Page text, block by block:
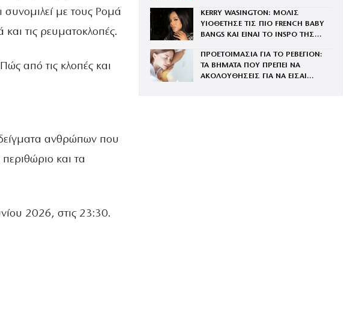
συνομιλεί με τους Ρομά
τις ρευματοκλοπές.
από τις κλοπές και
ανθρώπων που
και τα
2026, στις 23:30.
KERRY WASINGTON: ΜΟΛΙΣ
ΥΙΟΘΕΤΗΣΕ ΤΙΣ ΠΙΟ FRENCH BABY
BANGS ΚΑΙ ΕΙΝΑΙ ΤΟ INSPO ΤΗΣ
ΠΡΟΕΤΟΙΜΑΣΙΑ ΓΙΑ ΤΟ ΡΕΒΕΓΙΟΝ:
ΤΑ ΒΗΜΑΤΑ ΠΟΥ ΠΡΕΠΕΙ ΝΑ
ΑΚΟΛΟΥΘΗΣΕΙΣ ΓΙΑ ΝΑ ΕΙΣΑΙ